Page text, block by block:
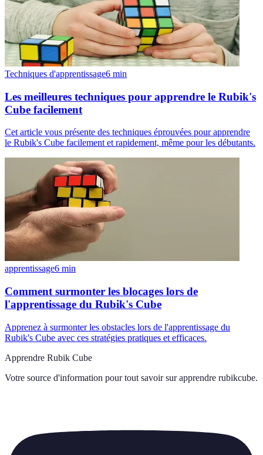
Techniques d'apprentissage6 min
Les meilleures techniques pour apprendre le Rubik's
Cube facilement
Cet article vous présente des techniques éprouvées pour apprendre
le Rubik's Cube facilement et rapidement, même pour les débutants.
apprentissage6 min
Comment surmonter les blocages lors de
l'apprentissage du Rubik's Cube
Apprenez à surmonter les obstacles lors de l'apprentissage du
Rubik's Cube avec ces stratégies pratiques et efficaces.
Apprendre Rubik Cube
Votre source d'information pour tout savoir sur apprendre rubikcube.